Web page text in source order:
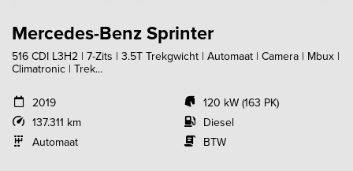
Mercedes-Benz Sprinter
516 CDI L3H2 | 7-Zits | 3.5T Trekgwicht | Automaat | Camera | Mbux |
Climatronic | Trek...
2019
137.311 km
Automaat
120 kW (163 PK)
Diesel
BTW